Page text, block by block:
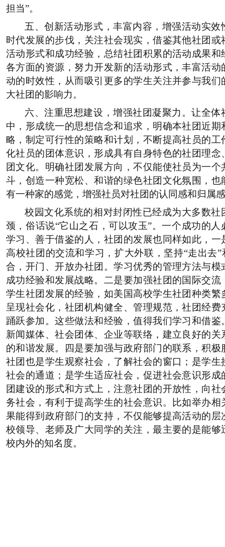
担当”。
五、创新活动形式，丰富内容，增强活动实效
时代发展的步伐，关注社会现实，借鉴其他社团或
活动形式和成功经验，总结社团积累的活动成果和
各方面的资源，努力开发新的活动形式，丰富活动
动的时效性，从而吸引更多的学生关注并参与我们
大社团的影响力。
六、注重思想建设，增强社团凝聚力。让全体
中，形成统一的思想信念和追求，明确本社团近期
略，制定可行性的策略和计划，不断提高社员的工
化社员的团体意识，形成具有自身特色的社团理念
团文化。明确社团发展方向，不仅能使社员为一个
斗，创造一种宽松、和谐的绿色社团文化氛围，也
有一种家的感觉，增强社员对社团的认同感和归属
校园文化系统的相对封闭性已经成为大多数社
颈，俗话说“它山之石，可以攻玉”。一个成功的人
学习、善于借鉴的人，社团的发展也同样如此，一
高校社团的交流和学习，扩大外联，坚持“走出去”
合，开门、开放办社团。学习优秀的管理方法与模
成功经验和发展战略。二是要加强社团的国际交流
学生社团发展的经验，如美国高校学生社团种类繁
呈现社会化，社团机构健全、管理规范，社团经费
踊跃参加。这些做法和经验，值得我们学习和借鉴
新闻媒体、社会团体、企业等联络，建立良好的关
的和谐发展。四是要加强与政府部门的联系，积极
社团也是学生观察社会，了解社会的窗口；是学生
社会的通道；是学生适应社会，促进社会意识形成
团建设的形式和方式上，注意社团的开放性，向社
务社会，有利于提高学生的社会意识。比如举办相
果能得到政府部门的支持，不仅能够提高活动的层
校领导、老师及广大同学的关注，最主要的是能够
校内外的知名度。